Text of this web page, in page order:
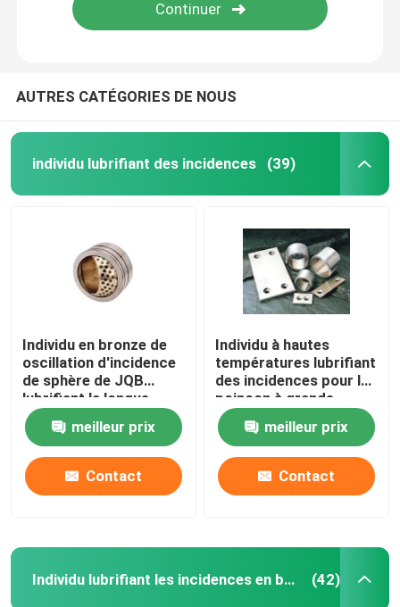
AUTRES CATÉGORIES DE NOUS
individu lubrifiant des incidences (39)
Individu en bronze de
oscillation d'incidence
de sphère de JQB
lubrifiant la longue
durée de vie
meilleur prix
Contact
Individu à hautes
températures lubrifiant
des incidences pour le
poinçon à grande
vitesse
meilleur prix
Contact
Individu lubrifiant les incidences en bronze (42)